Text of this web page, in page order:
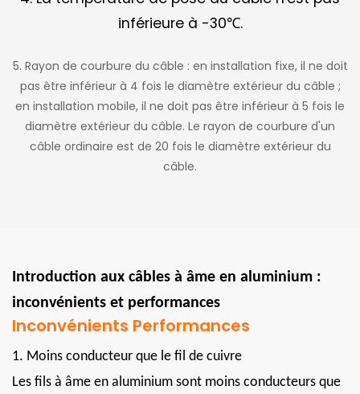
inférieure à -30℃.
5. Rayon de courbure du câble : en installation fixe, il ne doit
pas être inférieur à 4 fois le diamètre extérieur du câble ;
en installation mobile, il ne doit pas être inférieur à 5 fois le
diamètre extérieur du câble. Le rayon de courbure d'un
câble ordinaire est de 20 fois le diamètre extérieur du
câble.
Introduction aux câbles à âme en aluminium :
inconvénients et performances
Inconvénients Performances
1. Moins conducteur que le fil de cuivre
Les fils à âme en aluminium sont moins conducteurs que